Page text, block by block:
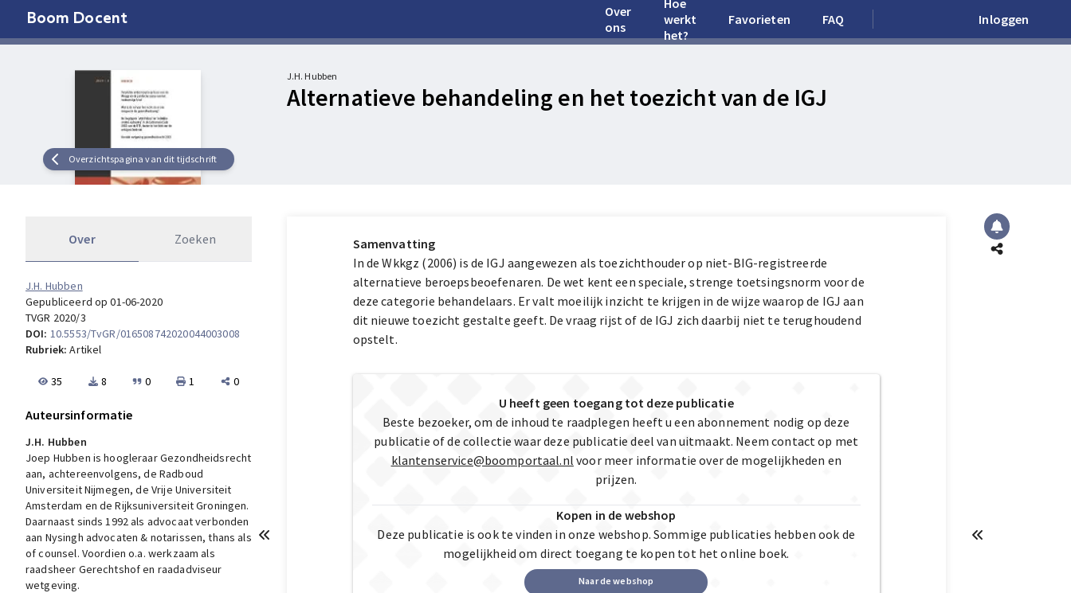
Boom Docent
Over
ons
Hoe
werkt
het?
Favorieten FAQ Inloggen
Overzichtspagina van dit tijdschrift
J.H. Hubben
Alternatieve behandeling en het toezicht van de IGJ
Over Zoeken
J.H. Hubben
Gepubliceerd op 01-06-2020
TVGR 2020/3
DOI: 10.5553/TvGR/016508742020044003008
Rubriek:Artikel
35 8 0 1 0
Auteursinformatie
J.H. Hubben
Joep Hubben is hoogleraar Gezondheidsrecht
aan, achtereenvolgens, de Radboud
Universiteit Nijmegen, de Vrije Universiteit
Amsterdam en de Rijksuniversiteit Groningen.
Daarnaast sinds 1992 als advocaat verbonden
aan Nysingh advocaten & notarissen, thans als
of counsel. Voordien o.a. werkzaam als
raadsheer Gerechtshof en raadadviseur
wetgeving.
Samenvatting
In de Wkkgz (2006) is de IGJ aangewezen als toezichthouder op niet-BIG-registreerde
alternatieve beroepsbeoefenaren. De wet kent een speciale, strenge toetsingsnorm voor de
deze categorie behandelaars. Er valt moeilijk inzicht te krijgen in de wijze waarop de IGJ aan
dit nieuwe toezicht gestalte geeft. De vraag rijst of de IGJ zich daarbij niet te terughoudend
opstelt.
U heeft geen toegang tot deze publicatie
Beste bezoeker, om de inhoud te raadplegen heeft u een abonnement nodig op deze
publicatie of de collectie waar deze publicatie deel van uitmaakt. Neem contact op met
klantenservice@boomportaal.nl voor meer informatie over de mogelijkheden en
prijzen.
Kopen in de webshop
Deze publicatie is ook te vinden in onze webshop. Sommige publicaties hebben ook de
mogelijkheid om direct toegang te kopen tot het online boek.
Naar de webshop